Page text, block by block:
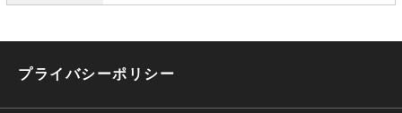
プライバシーポリシー